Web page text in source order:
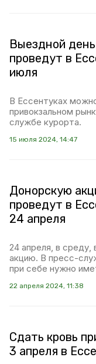
Выездной
проведут в
июля
В Ессентуках
привокзальном
службе курорта.
15 июля 2024, 14:47
Донорскую
проведут в
24 апреля
24 апреля, в среду,
акцию. В пресс-
при себе нужно
22 апреля 2024, 11:38
Сдать кровь
3 апреля в